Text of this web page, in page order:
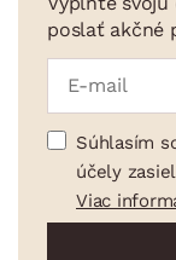
MATERIÁL
POVRCHOVÁ
MIESTNOSŤ
SKLADOVOSŤ
poslať akčné
Súhlasím
účely
Viac